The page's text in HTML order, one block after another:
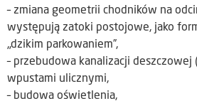
– zmiana geometrii chodników na
występują zatoki postojowe, jako
„dzikim parkowaniem”,
– przebudowa kanalizacji deszczowej
wpustami ulicznymi,
– budowa oświetlenia,